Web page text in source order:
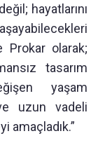
hayatlarını
Prokar olarak;
tasarım
yaşam
uzun vadeli
amaçladık.”